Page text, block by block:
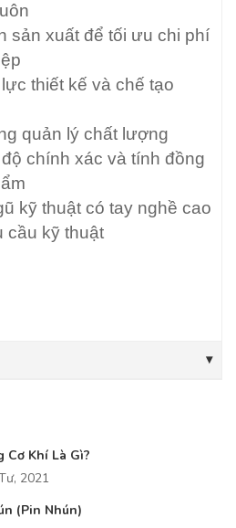
sản xuất để tối ưu chi phí
thiết kế và chế tạo
quản lý chất lượng
chính xác và tính đồng
kỹ thuật có tay nghề cao
cầu kỹ thuật
Cơ Khí Là Gì?
2021
(Pin Nhún)